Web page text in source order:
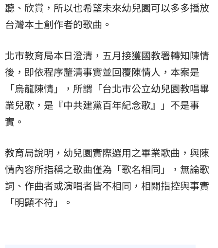
聽、欣賞，所以也希望未來幼兒園可以多多播放
台灣本土創作者的歌曲。
北市教育局本日澄清，五月接獲國教署轉知陳情
後，即依程序釐清事實並回覆陳情人，本案是
「烏龍陳情」，所謂「台北市公立幼兒園教唱畢
業兒歌，是『中共建黨百年紀念歌』」不是事
實。
教育局說明，幼兒園實際選用之畢業歌曲，與陳
情內容所指稱之歌曲僅為「歌名相同」，無論歌
詞、作曲者或演唱者皆不相同，相關指控與事實
「明顯不符」。